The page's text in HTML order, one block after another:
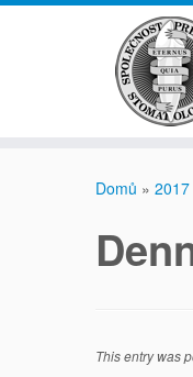
Domů » 2017
This entry was